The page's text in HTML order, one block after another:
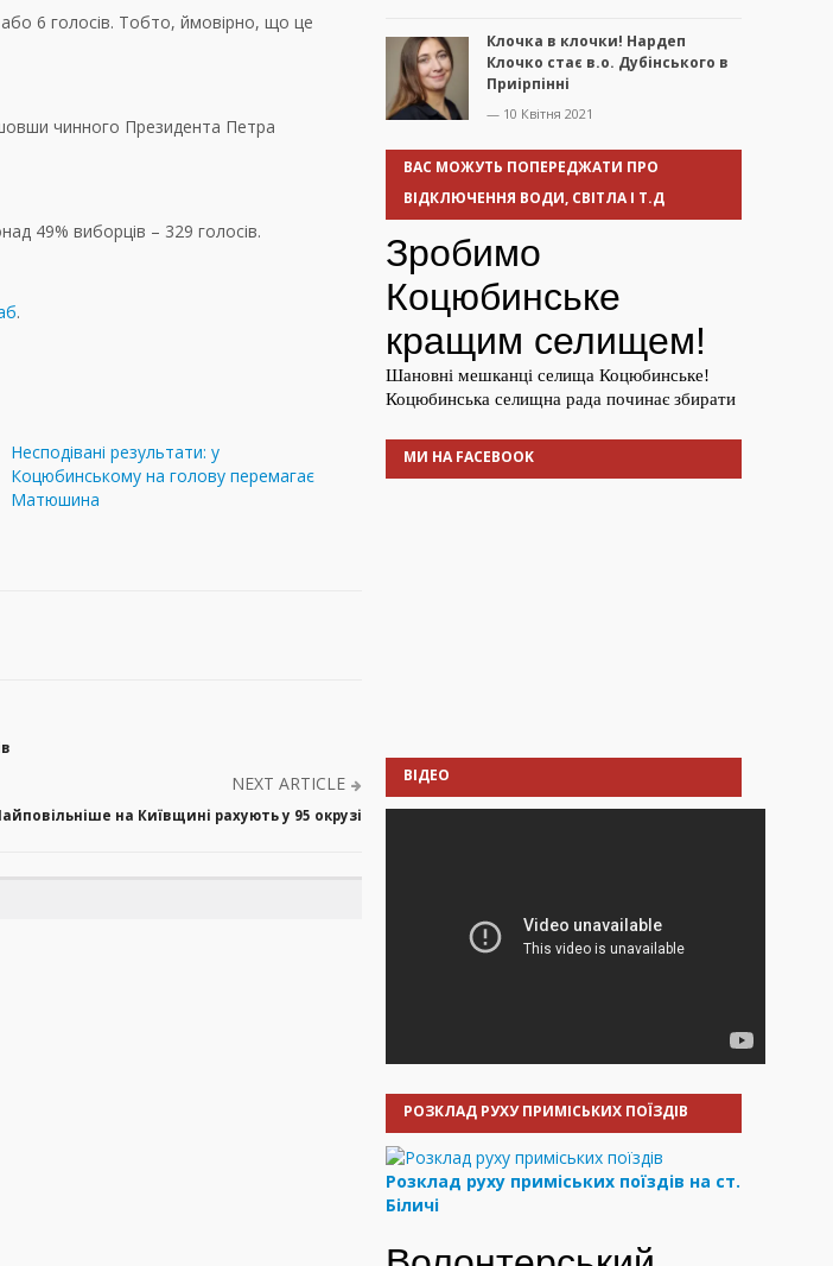
6 голосів. Тобто, ймовірно, що це
чинного Президента Петра
49% виборців – 329 голосів.
.
Несподівані результати: у
Коцюбинському на голову перемагає
Матюшина
NEXT ARTICLE
на Київщині рахують у 95 окрузі
Клочка в клочки! Нардеп
Клочко стає в.о. Дубінського в
Приірпінні
— 10 Квітня 2021
ВАС МОЖУТЬ ПОПЕРЕДЖАТИ ПРО
ВІДКЛЮЧЕННЯ ВОДИ, СВІТЛА І Т.Д
МИ НА FACEBOOK
ВІДЕО
РОЗКЛАД РУХУ ПРИМІСЬКИХ ПОЇЗДІВ
Розклад руху приміських поїздів на ст.
Біличі